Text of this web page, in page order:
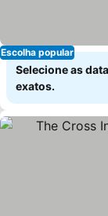
Escolha popular
Selecione as
exatos.